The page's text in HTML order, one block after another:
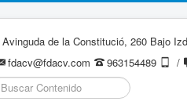
Avinguda de la Constitució, 260 Bajo
fdacv@fdacv.com
963154489 /